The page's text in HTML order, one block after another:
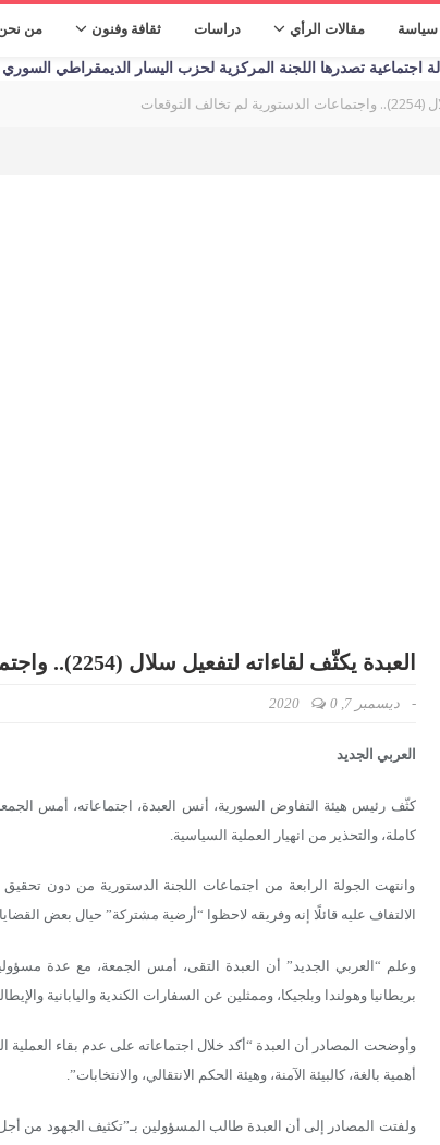
سياسة مقالات الرأي دراسات ثقافة وفنون من
تصدرها اللجنة المركزية لحزب اليسار الديمقراطي السوري العدد 1250 الأحد 09/
العبدة يكثّف لقاءاته لتفعيل سلال (2254).. واجتماعات الدستورية لم تخالف التوقعات
- ديسمبر 7, 2020 0
العربي الجديد
كاملة، والتحذير من انهيار العملية السياسية.
وانتهت الجولة الرابعة من اجتماعات اللجنة الدستورية من دون
الالتفاف عليه قائلًا إنه وفريقه لاحظوا “أرضية مشتركة” حيال بعض
وعلم “العربي الجديد” أن العبدة التقى، أمس الجمعة، مع عدة
بريطانيا وهولندا وبلجيكا، وممثلين عن السفارات الكندية واليابانية
أهمية بالغة، كالبيئة الآمنة، وهيئة الحكم الانتقالي، والانتخابات”.
ولفتت المصادر إلى أن العبدة طالب المسؤولين بـ”تكثيف الجهود من أجل